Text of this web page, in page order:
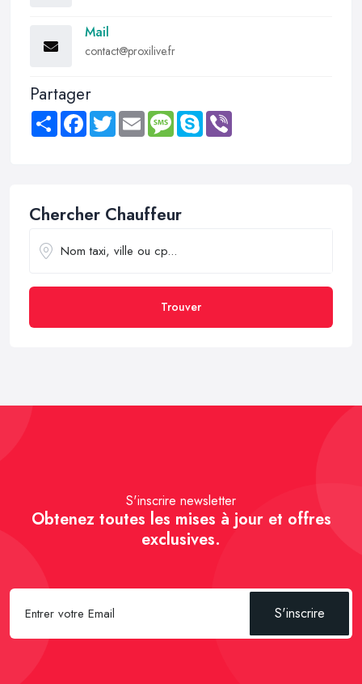
Mail
contact@proxilive.fr
Partager
Share FacebookTwitter Email MessageSkype
Chercher Chauffeur
Trouver
S'inscrire newsletter
Obtenez toutes les mises à jour et offres
exclusives.
S'inscrire